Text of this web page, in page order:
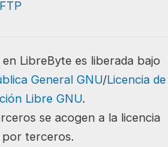
FTP
LibreByte es liberada bajo
General GNU/Licencia de
Libre GNU.
se acogen a la licencia
terceros.